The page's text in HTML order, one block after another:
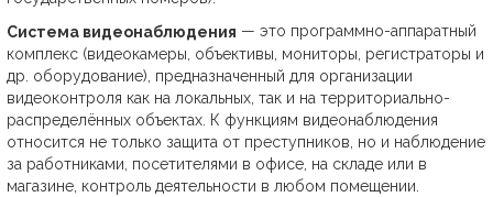
Система видеонаблюдения — это программно-аппаратный
комплекс (видеокамеры, объективы, мониторы, регистраторы и
др. оборудование), предназначенный для организации
видеоконтроля как на локальных, так и на территориально-
распределённых объектах. К функциям видеонаблюдения
относится не только защита от преступников, но и наблюдение
за работниками, посетителями в офисе, на складе или в
магазине, контроль деятельности в любом помещении.